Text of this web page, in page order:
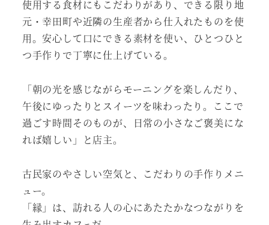
使用する食材にもこだわりがあり、できる限り地
元・幸田町や近隣の生産者から仕入れたものを使
用。安心して口にできる素材を使い、ひとつひと
つ手作りで丁寧に仕上げている。
「朝の光を感じながらモーニングを楽しんだり、
午後にゆったりとスイーツを味わったり。ここで
過ごす時間そのものが、日常の小さなご褒美にな
れば嬉しい」と店主。
古民家のやさしい空気と、こだわりの手作りメニ
ュー。
「縁」は、訪れる人の心にあたたかなつながりを